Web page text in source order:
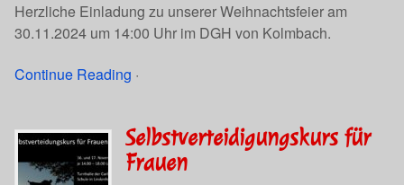
Herzliche Einladung zu unserer Weihnachtsfeier am
30.11.2024 um 14:00 Uhr im DGH von Kolmbach.
Continue Reading ·
Selbstverteidigungskurs für
Frauen